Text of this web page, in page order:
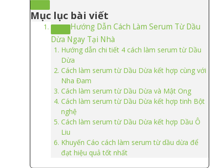
Mục lục bài viết
Hướng Dẫn Cách Làm Serum Từ Dầu
Dừa Ngay Tại Nhà
Hướng dẫn chi tiết 4 cách làm serum từ Dầu
Dừa
Cách làm serum từ Dầu Dừa kết hợp cùng với
Nha Đam
Cách làm serum từ Dầu Dừa và Mật Ong
Cách làm serum từ Dầu Dừa kết hợp tinh Bột
nghệ
Cách làm serum từ Dầu Dừa kết hợp Dầu Ô
Liu
Khuyến Cáo cách làm serum từ dầu dừa để
đạt hiệu quả tốt nhất